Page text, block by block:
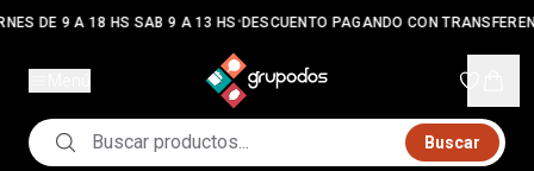
DE 9 A 18 HS SAB 9 A 13 HS•DESCUENTO PAGANDO CON
Buscar